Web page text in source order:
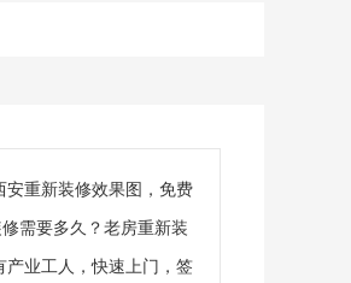
安重新装修效果图，免费
需要多久？老房重新装
产业工人，快速上门，签